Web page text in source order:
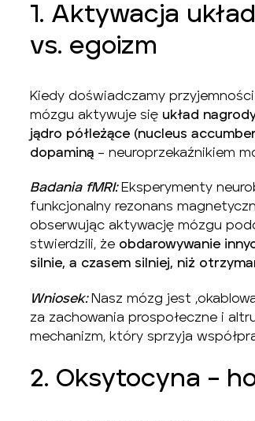
1. Aktywacja
vs. egoizm
Kiedy doświadczamy
mózgu aktywuje się układ
jądro półleżące (nucleus
dopaminą – neuroprzekaźnikiem
Badania fMRI: Eksperymenty
funkcjonalny rezonans
obserwując aktywację mózgu
stwierdzili, że obdarowywanie
silnie, a czasem silniej, niż
Wniosek:Nasz mózg jest
za zachowania prospołeczne i
mechanizm, który sprzyja
2. Oksytocyna –